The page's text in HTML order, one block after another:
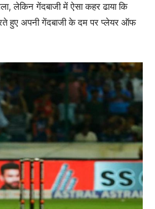
लेकिन गेंदबाजी में ऐसा कहर ढाया कि
हुए अपनी गेंदबाजी के दम पर प्लेयर ऑफ